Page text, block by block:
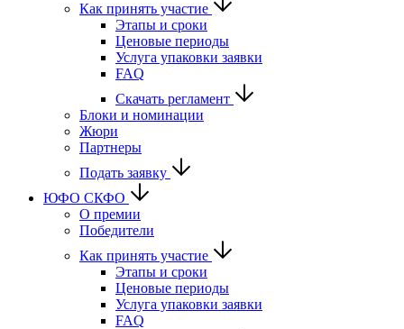
Как принять участие
Этапы и сроки
Ценовые периоды
Услуга упаковки заявки
FAQ
Скачать регламент
Блоки и номинации
Жюри
Партнеры
Подать заявку
ЮФО СКФО
О премии
Победители
Как принять участие
Этапы и сроки
Ценовые периоды
Услуга упаковки заявки
FAQ